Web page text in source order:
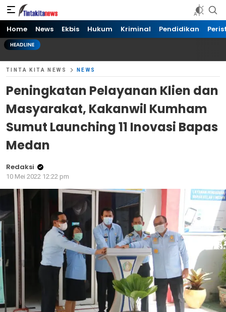
Tinta kita News
Informasi Terkini
Home News Ekbis Hukum Kriminal Pendidikan
HEADLINE
TINTA KITA NEWS NEWS
Peningkatan Pelayanan Klien dan
Masyarakat, Kakanwil Kumham
Sumut Launching 11 Inovasi Bapas
Medan
Redaksi
10 Mei 2022 12:22 pm